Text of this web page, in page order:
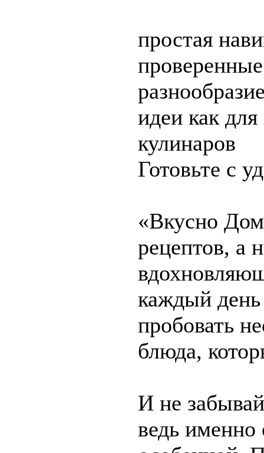
простая
идеи как
кулинаров
Готовьте с
«Вкусно
рецептов, а
каждый
пробовать
блюда,
И не
ведь